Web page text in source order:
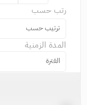
رتب حسب
ترتيب حسب
المدة الزمنية
الفترة